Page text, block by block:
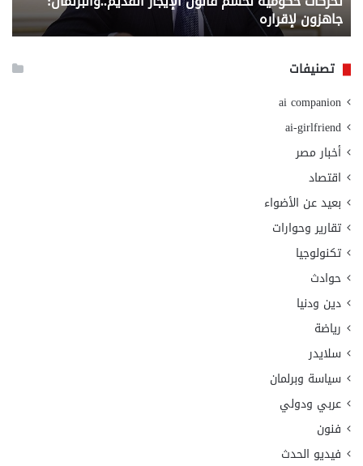
جاهزون لإقراره
تصنيفات
ai companion
ai-girlfriend
أخبار مصر
اقتصاد
بعيد عن الأضواء
تقارير وحوارات
تكنولوجيا
حوادث
دين ودنيا
رياضة
سلايدر
سياسة وبرلمان
عربي ودولي
فنون
فيديو الحدث